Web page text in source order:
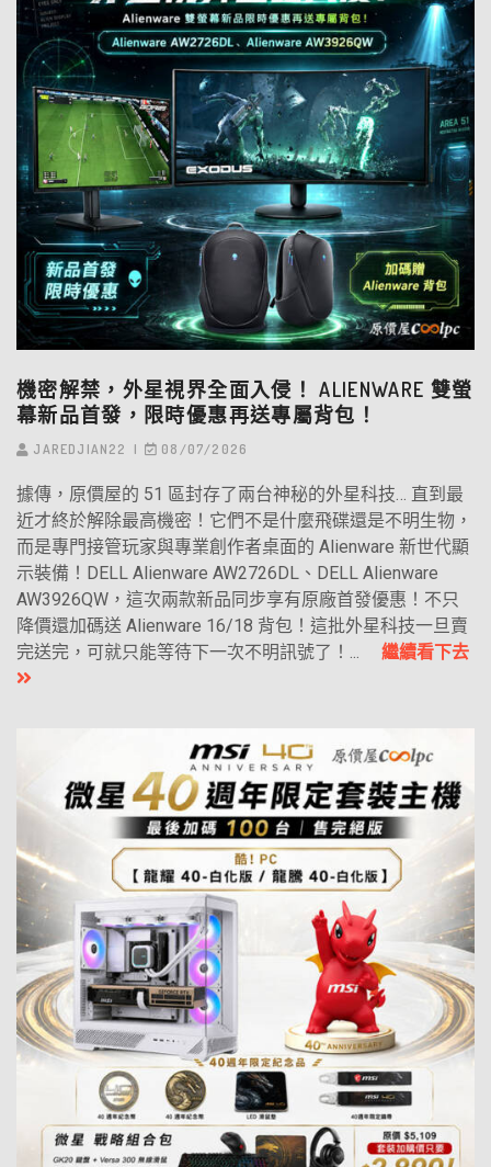
機密解禁，外星視界全面入侵！ ALIENWARE 雙螢
幕新品首發，限時優惠再送專屬背包！
JAREDJIAN22 08/07/2026
據傳，原價屋的 51 區封存了兩台神秘的外星科技… 直到最
近才終於解除最高機密！它們不是什麼飛碟還是不明生物，
而是專門接管玩家與專業創作者桌面的 Alienware 新世代顯
示裝備！DELL Alienware AW2726DL、DELL Alienware
AW3926QW，這次兩款新品同步享有原廠首發優惠！不只
降價還加碼送 Alienware 16/18 背包！這批外星科技一旦賣
完送完，可就只能等待下一次不明訊號了！... 繼續看下去